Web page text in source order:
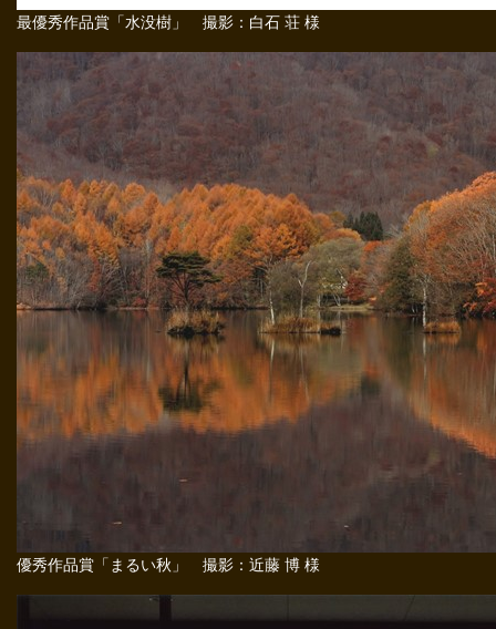
最優秀作品賞「水没樹」 撮影：白石 荘 様
優秀作品賞「まるい秋」 撮影：近藤 博 様